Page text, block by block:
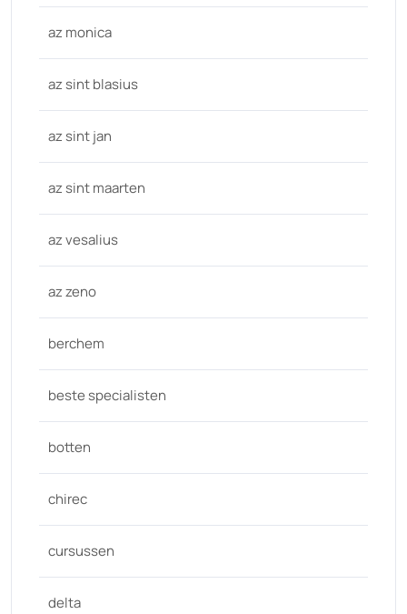
az monica
az sint blasius
az sint jan
az sint maarten
az vesalius
az zeno
berchem
beste specialisten
botten
chirec
cursussen
delta